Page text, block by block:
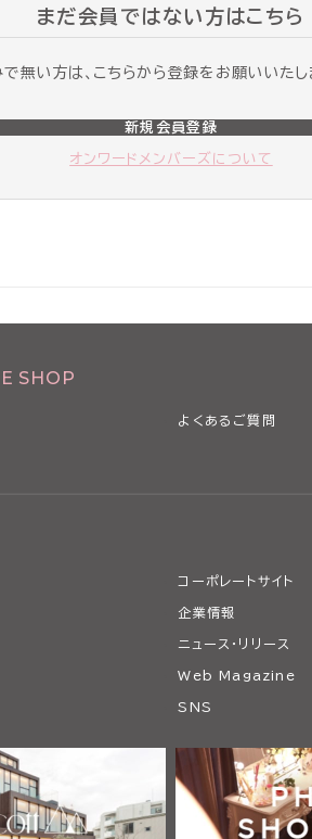
まだ会員ではない方はこちら
無い方は、こちらから登録をお願いいたし
新規会員登録
オンワードメンバーズについて
SHOP
よくあるご質問
コーポレートサイト
企業情報
ニュース・リリース
Web Magazine
SNS